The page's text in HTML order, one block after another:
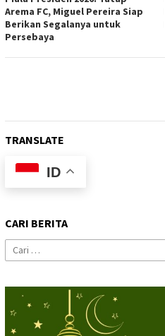
Arema FC, Miguel Pereira Siap
Berikan Segalanya untuk
Persebaya
TRANSLATE
ID
CARI BERITA
Cari
untuk: